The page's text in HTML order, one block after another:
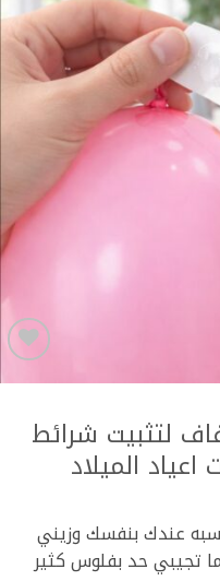
Add to
لتثبيت شرائط
الميلاد
عندك بنفسك وزيني
تجيبي حد بفلوس كثير